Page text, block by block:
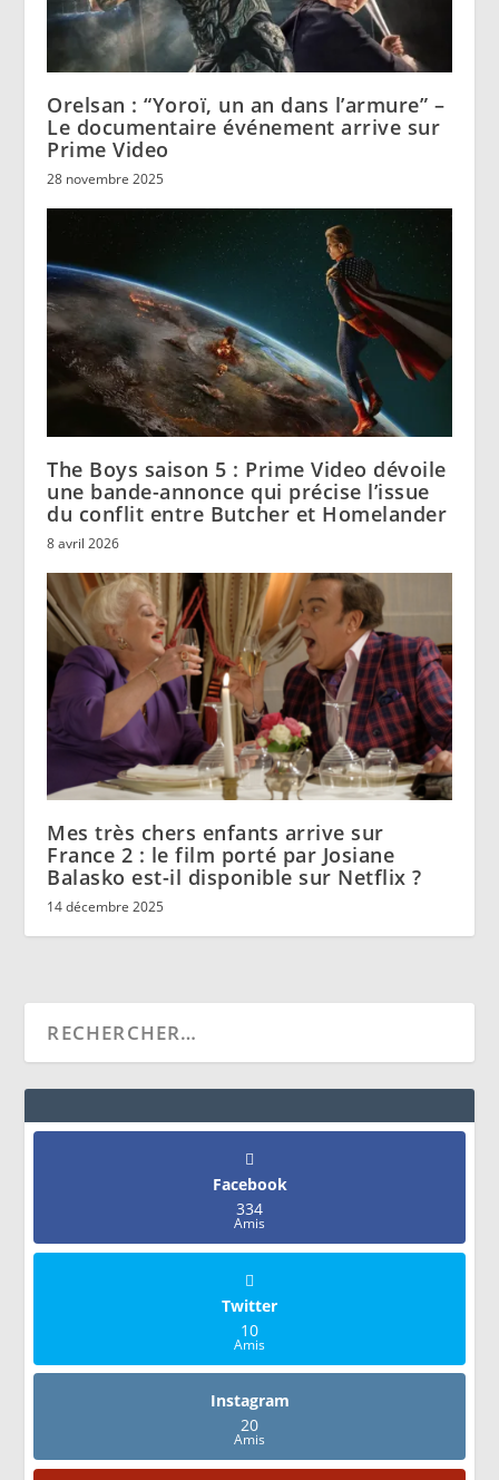
Orelsan : “Yoroï, un an dans l’armure” –
Le documentaire événement arrive sur
Prime Video
28 novembre 2025
The Boys saison 5 : Prime Video dévoile
une bande-annonce qui précise l’issue
du conflit entre Butcher et Homelander
8 avril 2026
Mes très chers enfants arrive sur
France 2 : le film porté par Josiane
Balasko est-il disponible sur Netflix ?
14 décembre 2025
Facebook
334
Amis
Twitter
10
Amis
Instagram
20
Amis